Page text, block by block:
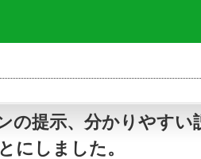
の提示、分かりやすい
にしました。